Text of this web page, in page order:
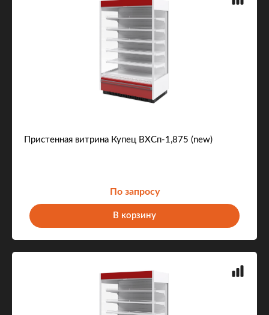
Пристенная витрина Купец ВХСп-1,875 (new)
По запросу
В корзину